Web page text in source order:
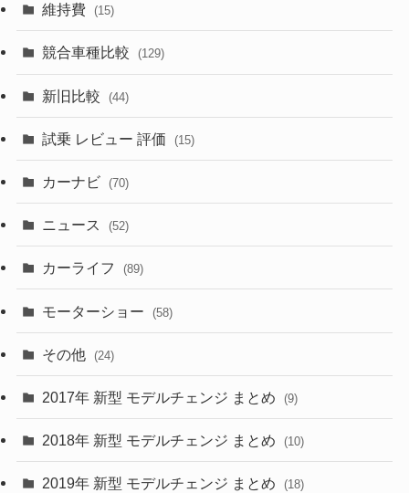
(328)
(253)
(85)
(84)
(50)
(43)
(6)
(9)
(30)
(58)
(28)
(27)
(26)
(10)
(3)
(3) (5)
(7)
維持費 (15)
競合車種比較 (129)
新旧比較 (44)
試乗 レビュー 評価 (15)
カーナビ (70)
ニュース (52)
カーライフ (89)
モーターショー (58)
その他 (24)
2017年 新型 モデルチェンジ まとめ (9)
2018年 新型 モデルチェンジ まとめ (10)
2019年 新型 モデルチェンジ まとめ (18)